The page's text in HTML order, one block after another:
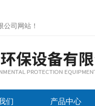
公司网站 ！
们 产品中心